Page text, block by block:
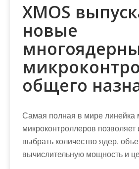
XMOS
новые
общего
Самая полная в мире линейка
микроконтроллеров
выбрать количество ядер,
вычислительную мощность и